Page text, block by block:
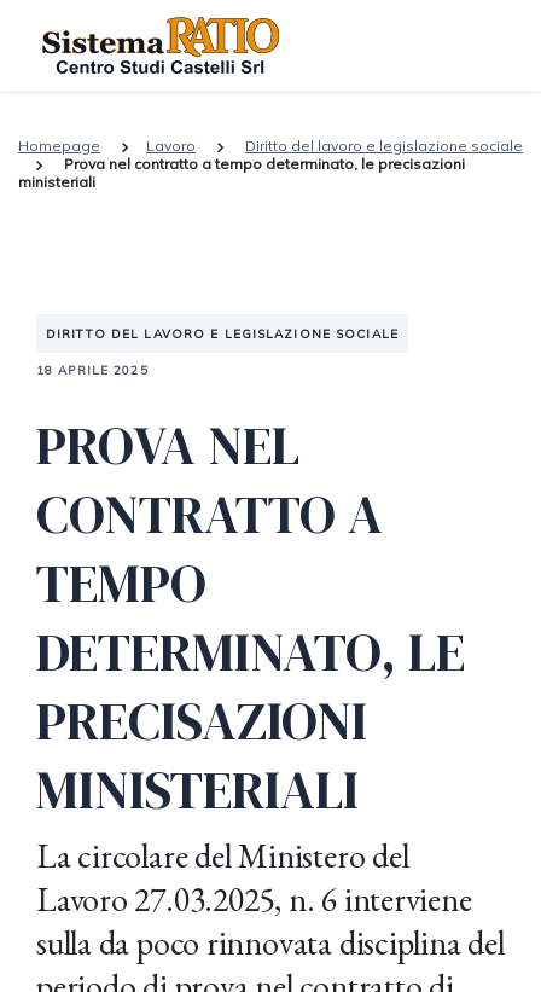
Homepage Lavoro
Diritto del lavoro e legislazione sociale
Prova nel contratto a tempo determinato, le precisazioni
ministeriali
DIRITTO DEL LAVORO E LEGISLAZIONE SOCIALE
18 APRILE 2025
PROVA NEL
CONTRATTO A
TEMPO
DETERMINATO, LE
PRECISAZIONI
MINISTERIALI
La circolare del Ministero del
Lavoro 27.03.2025, n. 6 interviene
sulla da poco rinnovata disciplina del